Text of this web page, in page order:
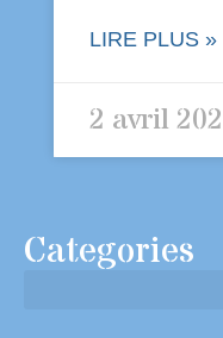
LIRE PLUS »
2 avril
Categories